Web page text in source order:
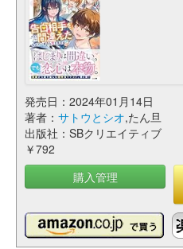
発売日：2024年01月14日
著者： サトウとシオ,たん旦
出版社：SBクリエイティブ
￥792
購入管理